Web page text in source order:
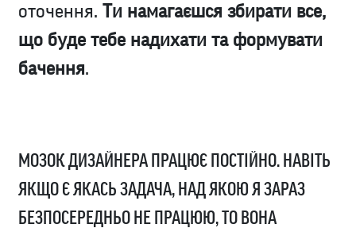
оточення. Ти намагаєшся збирати все,
що буде тебе надихати та формувати
бачення.
МОЗОК ДИЗАЙНЕРА ПРАЦЮЄ ПОСТІЙНО. НАВІТЬ
ЯКЩО Є ЯКАСЬ ЗАДАЧА, НАД ЯКОЮ Я ЗАРАЗ
БЕЗПОСЕРЕДНЬО НЕ ПРАЦЮЮ, ТО ВОНА